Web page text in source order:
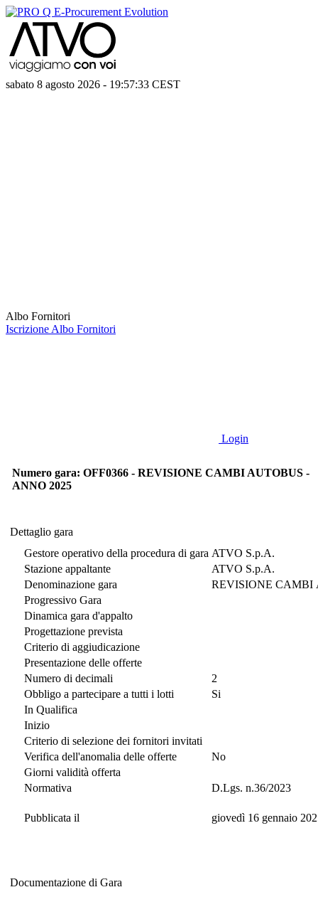
sabato 8 agosto 2026 - 19:57:33 CEST
Albo Fornitori
Iscrizione Albo Fornitori
Login
Numero gara: OFF0366 - REVISIONE CAMBI AUTOBUS -
ANNO 2025
Dettaglio gara
Gestore operativo della procedura di gara ATVO S.p.A.
Stazione appaltante
ATVO S.p.A.
Denominazione gara
REVISIONE CAMBI
Progressivo Gara
Dinamica gara d'appalto
Progettazione prevista
Criterio di aggiudicazione
Presentazione delle offerte
Numero di decimali
2
Obbligo a partecipare a tutti i lotti
Si
In Qualifica
Inizio
Criterio di selezione dei fornitori invitati
Verifica dell'anomalia delle offerte
No
Giorni validità offerta
Normativa
D.Lgs. n.36/2023
Pubblicata il giovedì 16 gennaio
Documentazione di Gara